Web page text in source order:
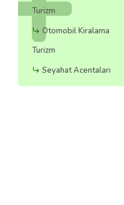
Turizm
Otomobil Kiralama
Turizm
Seyahat Acentaları